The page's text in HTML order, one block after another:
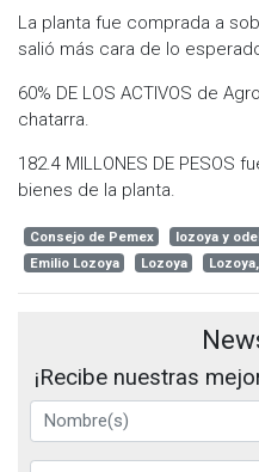
La planta fue comprada a
salió más cara de lo
60% DE LOS ACTIVOS de
chatarra.
182.4 MILLONES DE PESOS
bienes de la planta.
Consejo de Pemex lozoya y
Emilio Lozoya
Lozoya
¡Recibe nuestras